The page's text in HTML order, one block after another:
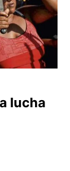
lucha